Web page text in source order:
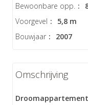
Bewoonbare opp. :
Voorgevel :
5,8 m
Bouwjaar : 2007
Omschrijving